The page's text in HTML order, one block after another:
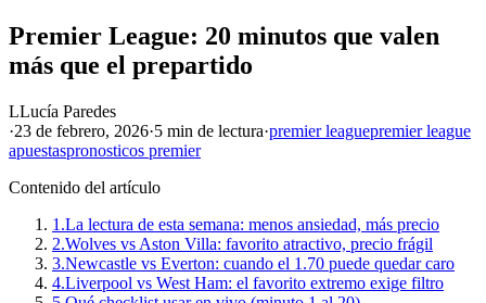
Premier League: 20 minutos que valen
más que el prepartido
LLucía Paredes
·23 de febrero, 2026·5 min de lectura·premier leaguepremier league
apuestaspronosticos premier
Contenido del artículo
1.La lectura de esta semana: menos ansiedad, más precio
2.Wolves vs Aston Villa: favorito atractivo, precio frágil
3.Newcastle vs Everton: cuando el 1.70 puede quedar caro
4.Liverpool vs West Ham: el favorito extremo exige filtro